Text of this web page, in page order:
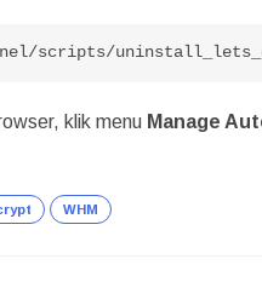
scripts/
klik menu Manage
WHM